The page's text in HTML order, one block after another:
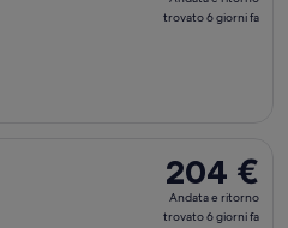
e
trovato 6 giorni fa
204 €
Andata
e
204 €
Andata e ritorno
trovato 6 giorni fa